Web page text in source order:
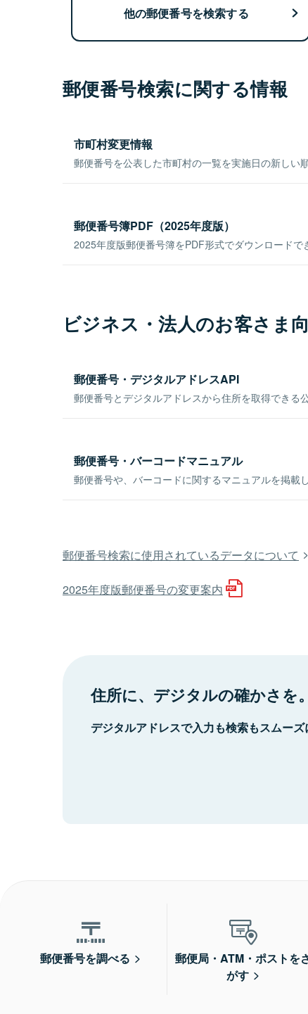
他の郵便番号を検索する
郵便番号検索に関する情報
市町村変更情報
郵便番号を公表した市町村の一覧を実施日の新しい
郵便番号簿PDF（2025年度版）
2025年度版郵便番号簿をPDF形式でダウンロードで
ビジネス・法人のお客さま
郵便番号・デジタルアドレスAPI
郵便番号とデジタルアドレスから住所を取得できる
郵便番号・バーコードマニュアル
郵便番号や、バーコードに関するマニュアルを掲載
郵便番号検索に使用されているデータについて
2025年度版郵便番号の変更案内
住所に、デジタルの確かさを。
デジタルアドレスで入力も検索もスムーズ
郵便番号を調べる
郵便局・ATM・ポストを
がす